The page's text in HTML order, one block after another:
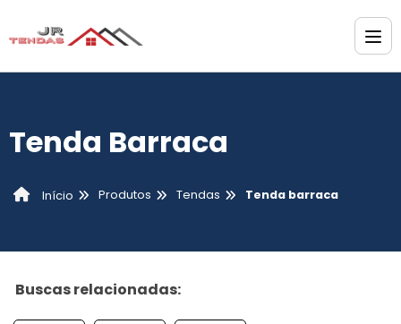
Tenda Barraca
Início Produtos Tendas Tenda barraca
Buscas relacionadas: